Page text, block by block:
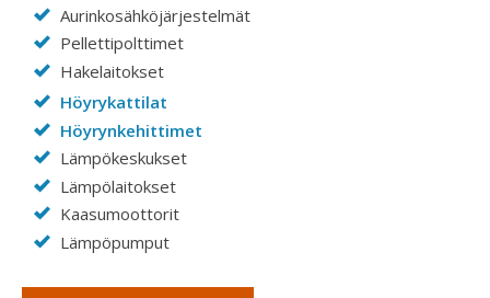
Aurinkosähköjärjestelmät
Pellettipolttimet
Hakelaitokset
Höyrykattilat
Höyrynkehittimet
Lämpökeskukset
Lämpölaitokset
Kaasumoottorit
Lämpöpumput